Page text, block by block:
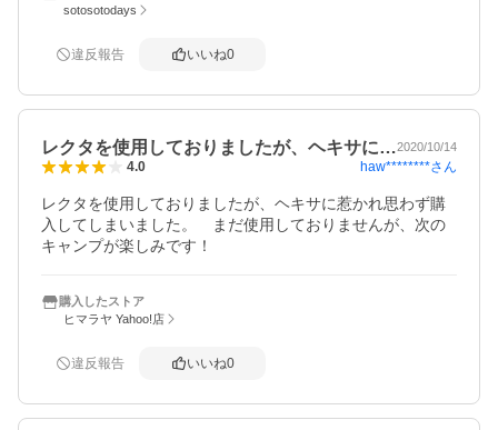
sotosotodays
違反報告 いいね0
レクタを使用しておりましたが、ヘキサに…2020/10/14
4.0 haw********さん
レクタを使用しておりましたが、ヘキサに惹かれ思わず購
入してしまいました。　まだ使用しておりませんが、次の
キャンプが楽しみです！
購入したストア
ヒマラヤ Yahoo!店
違反報告 いいね0